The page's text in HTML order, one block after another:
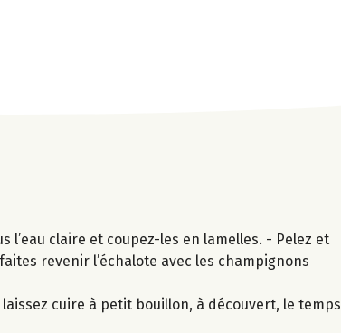
l’eau claire et coupez-les en lamelles. - Pelez et
revenir l’échalote avec les champignons
laissez cuire à petit bouillon, à découvert, le temps